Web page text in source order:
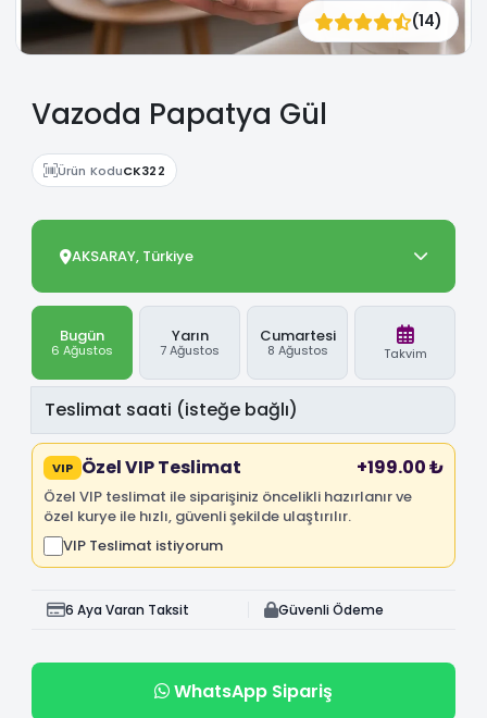
(14)
Vazoda Papatya Gül
Ürün KoduCK322
AKSARAY, Türkiye
Bugün
6 Ağustos
Yarın
7 Ağustos
Cumartesi
8 Ağustos Takvim
VIP Özel VIP Teslimat +199.00 ₺
Özel VIP teslimat ile siparişiniz öncelikli hazırlanır ve
özel kurye ile hızlı, güvenli şekilde ulaştırılır.
VIP Teslimat istiyorum
6 Aya Varan Taksit Güvenli Ödeme
WhatsApp Sipariş